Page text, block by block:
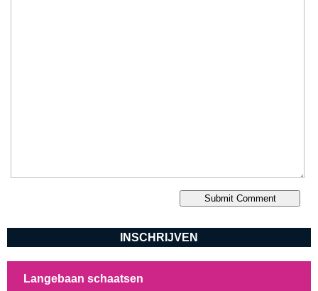
INSCHRIJVEN
Langebaan schaatsen